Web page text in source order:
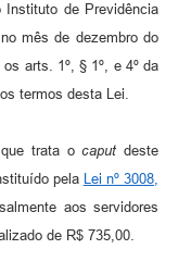
Instituto de Previdência
mês de dezembro do
arts. 1º, § 1º, e 4º da
termos desta Lei.
que trata ocaput deste
pela Lei nº 3008,
aos servidores
de R$ 735,00.